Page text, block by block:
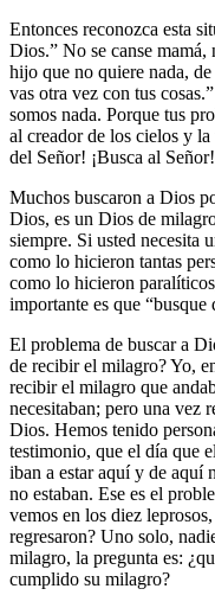
Entonces reconozca esta
Dios.” No se canse mamá,
hijo que no quiere nada,
vas otra vez con tus
somos nada. Porque tus
al creador de los cielos y
del Señor! ¡Busca al Señor!
Muchos buscaron a Dios
Dios, es un Dios de
siempre. Si usted necesita
como lo hicieron tantas
como lo hicieron
importante es que “busque
El problema de buscar a
de recibir el milagro? Yo,
recibir el milagro que
necesitaban; pero una vez
Dios. Hemos tenido
testimonio, que el día que
iban a estar aquí y de aquí
no estaban. Ese es el
vemos en los diez
regresaron? Uno solo,
milagro, la pregunta es:
cumplido su milagro?